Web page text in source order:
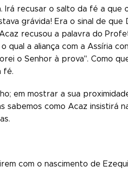
Irá recusar o salto da fé a que
grávida! Era o sinal de que
recusou a palavra do
qual a aliança com a Assíria
o Senhor à prova". Como
fé.
em mostrar a sua
como Acaz insistirá
com o nascimento de